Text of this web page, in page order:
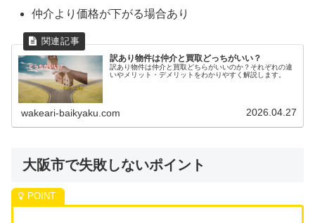
仲介より価格が下がる場合あり
訳あり物件は仲介と買取どっちがいい？
訳あり物件は仲介と買取どちらがいいのか？それぞれの違
いやメリット・デメリットをわかりやすく解説します。
wakeari-baikyaku.com 2026.04.27
大阪市で失敗しないポイント